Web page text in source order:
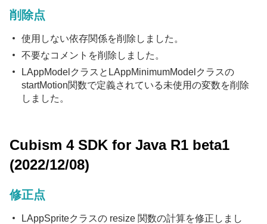
削除点
使用しない依存関係を削除しました。
不要なコメントを削除しました。
LAppModelクラスとLAppMinimumModelクラスの
startMotion関数で定義されている未使用の変数を削除
しました。
Cubism 4 SDK for Java R1 beta1
(2022/12/08)
修正点
LAppSpriteクラスの resize 関数の計算を修正しまし